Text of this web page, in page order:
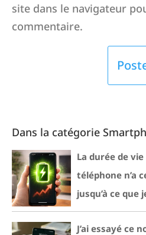
site dans le navigateur
commentaire.
Dans la catégorie
La durée de
téléphone n’a
jusqu’à ce
J’ai essayé ce